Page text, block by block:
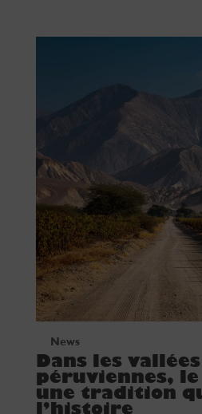
News
Dans les vallées
péruviennes, le
une tradition
l’histoire